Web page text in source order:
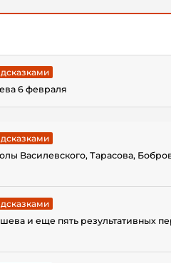
6 февраля
Василевского, Тарасова,
и еще пять результативных